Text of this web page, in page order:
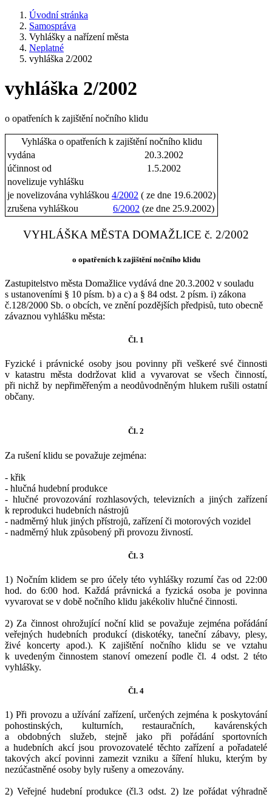
Úvodní stránka
Samospráva
Vyhlášky a nařízení města
Neplatné
vyhláška 2/2002
vyhláška 2/2002
o opatřeních k zajištění nočního klidu
Vyhláška o opatřeních k zajištění nočního klidu
vydána
20.3.2002
účinnost od
1.5.2002
novelizuje vyhlášku
je novelizována vyhláškou 4/2002 ( ze dne 19.6.2002)
zrušena vyhláškou
6/2002 (ze dne 25.9.2002)
VYHLÁŠKA MĚSTA DOMAŽLICE č. 2/2002
o opatřeních k zajištění nočního klidu
Zastupitelstvo města Domažlice vydává dne 20.3.2002 v souladu
s ustanoveními § 10 písm. b) a c) a § 84 odst. 2 písm. i) zákona
č.128/2000 Sb. o obcích, ve znění pozdějších předpisů, tuto obecně
závaznou vyhlášku města:
Čl. 1
Fyzické i právnické osoby jsou povinny při veškeré své činnosti
v katastru města dodržovat klid a vyvarovat se všech činností,
při nichž by nepřiměřeným a neodůvodněným hlukem rušili ostatní
občany.
Čl. 2
Za rušení klidu se považuje zejména:
- křik
- hlučná hudební produkce
- hlučné provozování rozhlasových, televizních a jiných zařízení
k reprodukci hudebních nástrojů
- nadměrný hluk jiných přístrojů, zařízení či motorových vozidel
- nadměrný hluk způsobený při provozu živností.
Čl. 3
1) Nočním klidem se pro účely této vyhlášky rozumí čas od 22:00
hod. do 6:00 hod. Každá právnická a fyzická osoba je povinna
vyvarovat se v době nočního klidu jakékoliv hlučné činnosti.
2) Za činnost ohrožující noční klid se považuje zejména pořádání
veřejných hudebních produkcí (diskotéky, taneční zábavy, plesy,
živé koncerty apod.). K zajištění nočního klidu se ve vztahu
k uvedeným činnostem stanoví omezení podle čl. 4 odst. 2 této
vyhlášky.
Čl. 4
1) Při provozu a užívání zařízení, určených zejména k poskytování
pohostinských, kulturních, restauračních, kavárenských
a obdobných služeb, stejně jako při pořádání sportovních
a hudebních akcí jsou provozovatelé těchto zařízení a pořadatelé
takových akcí povinni zamezit vzniku a šíření hluku, kterým by
nezúčastněné osoby byly rušeny a omezovány.
2) Veřejné hudební produkce (čl.3 odst. 2) lze pořádat výhradně